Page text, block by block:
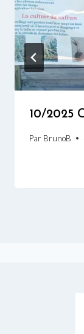
10/2025
Par BrunoB